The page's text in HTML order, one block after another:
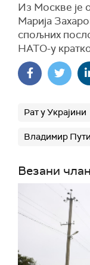
Из Москве је
Марија
спољних
НАТО-у
Рат у Украјини
Владимир
Везани